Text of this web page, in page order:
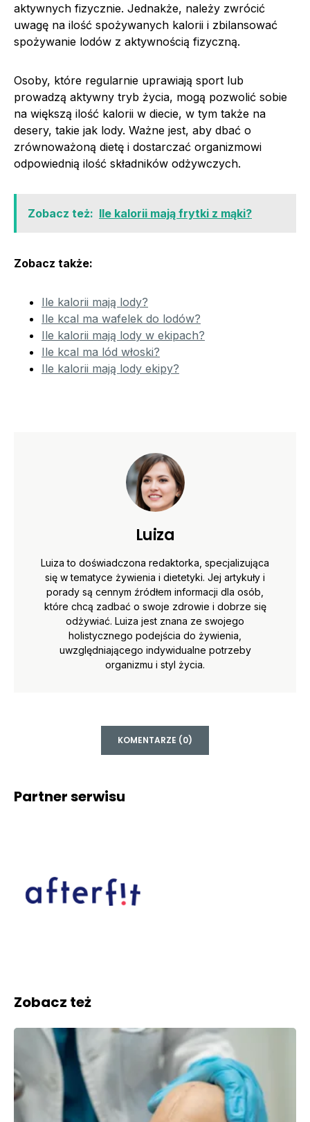
aktywnych fizycznie. Jednakże, należy zwrócić
uwagę na ilość spożywanych kalorii i zbilansować
spożywanie lodów z aktywnością fizyczną.
Osoby, które regularnie uprawiają sport lub
prowadzą aktywny tryb życia, mogą pozwolić sobie
na większą ilość kalorii w diecie, w tym także na
desery, takie jak lody. Ważne jest, aby dbać o
zrównoważoną dietę i dostarczać organizmowi
odpowiednią ilość składników odżywczych.
Zobacz też: Ile kalorii mają frytki z mąki?
Zobacz także:
Ile kalorii mają lody?
Ile kcal ma wafelek do lodów?
Ile kalorii mają lody w ekipach?
Ile kcal ma lód włoski?
Ile kalorii mają lody ekipy?
Luiza
Luiza to doświadczona redaktorka, specjalizująca
się w tematyce żywienia i dietetyki. Jej artykuły i
porady są cennym źródłem informacji dla osób,
które chcą zadbać o swoje zdrowie i dobrze się
odżywiać. Luiza jest znana ze swojego
holistycznego podejścia do żywienia,
uwzględniającego indywidualne potrzeby
organizmu i styl życia.
KOMENTARZE (0)
Partner serwisu
Zobacz też